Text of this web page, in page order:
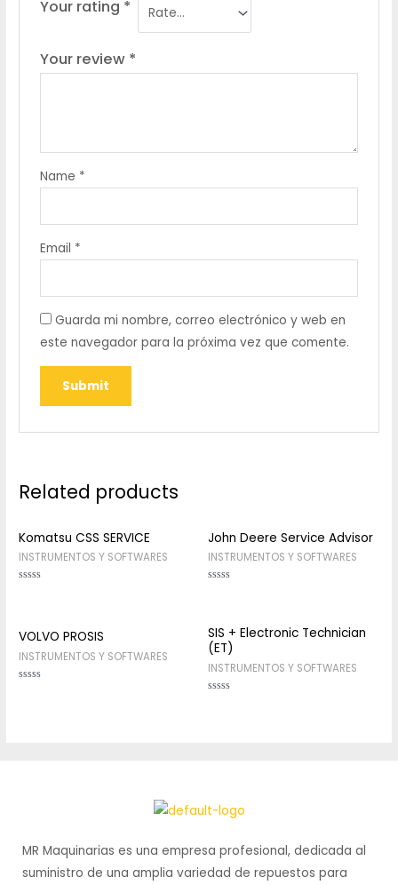
Your rating *
Your review *
Name *
Email *
Guarda mi nombre, correo electrónico y web en
este navegador para la próxima vez que comente.
Related products
Komatsu CSS SERVICE
INSTRUMENTOS Y SOFTWARES
5
John Deere Service Advisor
INSTRUMENTOS Y SOFTWARES
5
VOLVO PROSIS
INSTRUMENTOS Y SOFTWARES
SIS + Electronic Technician
(ET)
INSTRUMENTOS Y SOFTWARES
MR Maquinarias es una empresa profesional, dedicada al
suministro de una amplia variedad de repuestos para